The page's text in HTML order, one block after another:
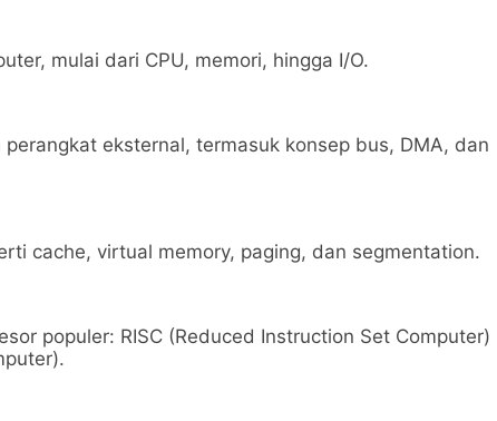
mulai dari CPU, memori, hingga I/O.
eksternal, termasuk konsep bus, DMA, dan
cache, virtual memory, paging, dan segmentation.
populer: RISC (Reduced Instruction Set Computer)